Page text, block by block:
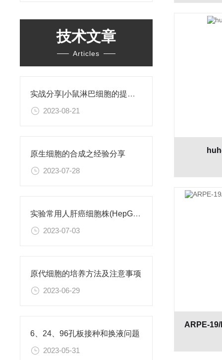
技术文章
Articles
实战分享|小鼠淋巴细胞的提取和分选之经验小结
2023-08-21
原生细胞的合成之经验分享
2023-07-28
实验常用人肝癌细胞株(HepG2/Hep3B,HuH-7,MHCC97H,PLC/PRF/5)怎么选？
2023-07-03
原代细胞的培养方法及注意事项
2023-06-29
6、24、96孔板接种和换液问题
2023-05-31